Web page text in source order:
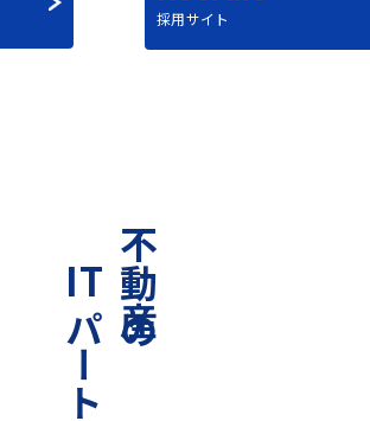
採用サイト
不動産の
IT